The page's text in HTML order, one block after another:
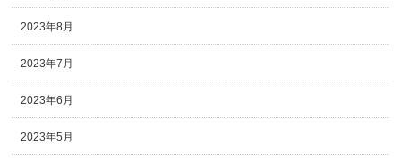
2023年8月
2023年7月
2023年6月
2023年5月